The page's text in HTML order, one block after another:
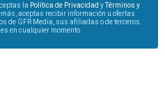
la Política de Privacidad yTérminos y
aceptas recibir información u ofertas
de GFR Media, sus afiliadas o de terceros.
en cualquier momento.